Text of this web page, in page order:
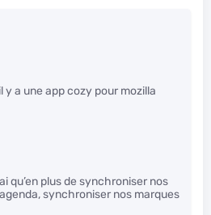
y a une app cozy pour mozilla
qu’en plus de synchroniser nos
synchroniser nos marques